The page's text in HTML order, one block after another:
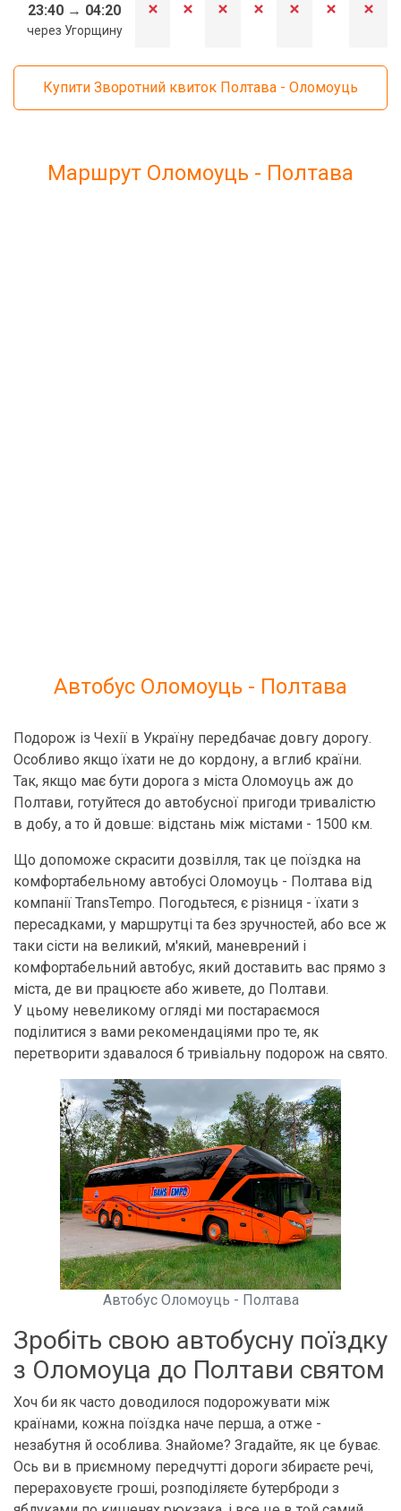
23:40 → 04:20
через Угорщину
Купити Зворотний квиток Полтава - Оломоуць
Маршрут Оломоуць - Полтава
Автобус Оломоуць - Полтава
Подорож із Чехії в Україну передбачає довгу дорогу.
Особливо якщо їхати не до кордону, а вглиб країни.
Так, якщо має бути дорога з міста Оломоуць аж до
Полтави, готуйтеся до автобусної пригоди тривалістю
в добу, а то й довше: відстань між містами - 1500 км.
Що допоможе скрасити дозвілля, так це поїздка на
комфортабельному автобусі Оломоуць - Полтава від
компанії TransTempo. Погодьтеся, є різниця - їхати з
пересадками, у маршрутці та без зручностей, або все ж
таки сісти на великий, м'який, маневрений і
комфортабельний автобус, який доставить вас прямо з
міста, де ви працюєте або живете, до Полтави.
У цьому невеликому огляді ми постараємося
поділитися з вами рекомендаціями про те, як
перетворити здавалося б тривіальну подорож на свято.
Автобус Оломоуць - Полтава
Зробіть свою автобусну поїздку
з Оломоуца до Полтави святом
Хоч би як часто доводилося подорожувати між
країнами, кожна поїздка наче перша, а отже -
незабутня й особлива. Знайоме? Згадайте, як це буває.
Ось ви в приємному передчутті дороги збираєте речі,
перераховуєте гроші, розподіляєте бутерброди з